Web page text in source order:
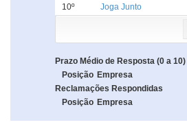
10º
Joga Junto
Prazo Médio de Resposta (0 a 10)
Posição Empresa
Reclamações Respondidas
Posição Empresa